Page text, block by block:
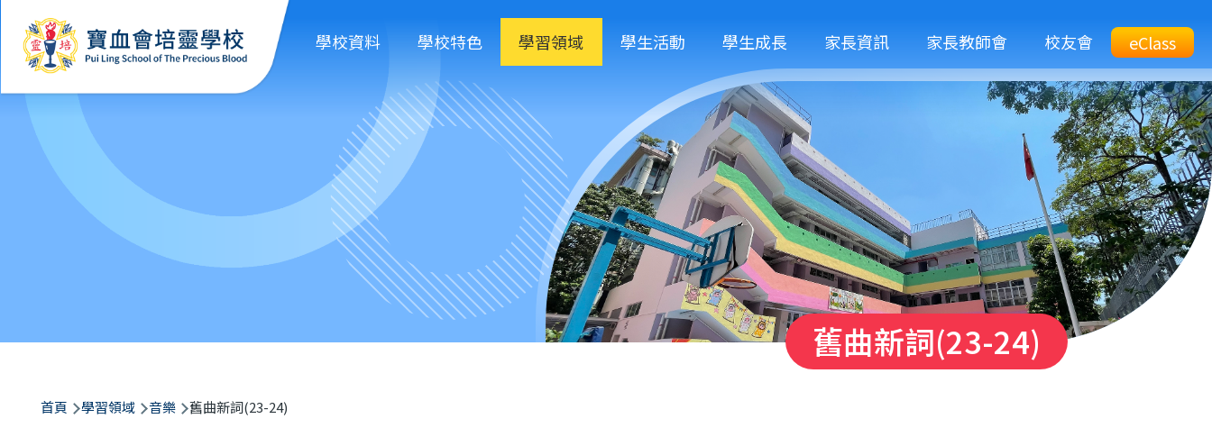
移至主內容
學校資料 學校特色 學習領域 學生活動 學生成長 家長資訊 家長教師會 校友會
Top
eClass
Btn
eClass
舊曲新詞(23-24)
航
首頁 學習領域 音樂 舊曲新詞(23-24)